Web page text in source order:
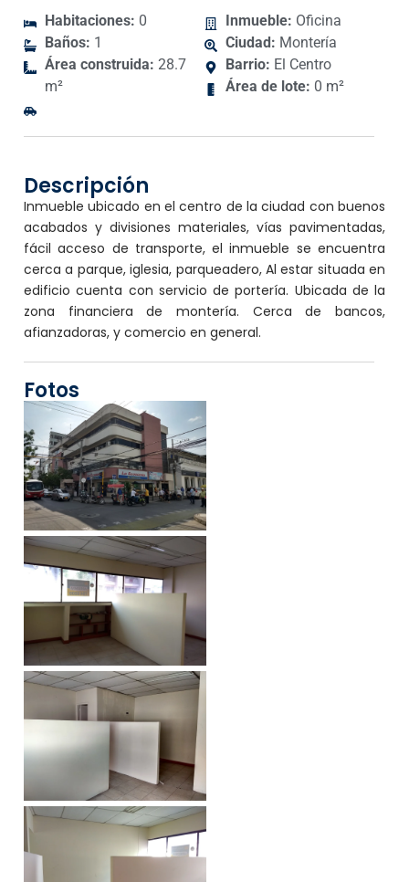
Habitaciones: 0
Baños: 1
Área construida: 28.7
m²
Inmueble: Oficina
Ciudad: Montería
Barrio: El Centro
Área de lote: 0 m²
Descripción
Inmueble ubicado en el centro de la ciudad con buenos
acabados y divisiones materiales, vías pavimentadas,
fácil acceso de transporte, el inmueble se encuentra
cerca a parque, iglesia, parqueadero, Al estar situada en
edificio cuenta con servicio de portería. Ubicada de la
zona financiera de montería. Cerca de bancos,
afianzadoras, y comercio en general.
Fotos